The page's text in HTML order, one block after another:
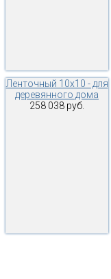
Ленточный 10х10 - для
деревянного дома
258 038 руб.